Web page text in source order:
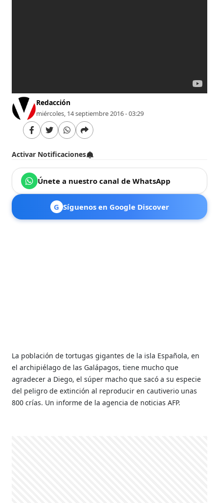
Redacción
miércoles, 14 septiembre 2016 - 03:29
Activar Notificaciones
Únete a nuestro canal de WhatsApp
G Síguenos en Google Discover
La población de tortugas gigantes de la isla Española, en
el archipiélago de las Galápagos, tiene mucho que
agradecer a Diego, el súper macho que sacó a su especie
del peligro de extinción al reproducir en cautiverio unas
800 crías. Un informe de la agencia de noticias AFP.